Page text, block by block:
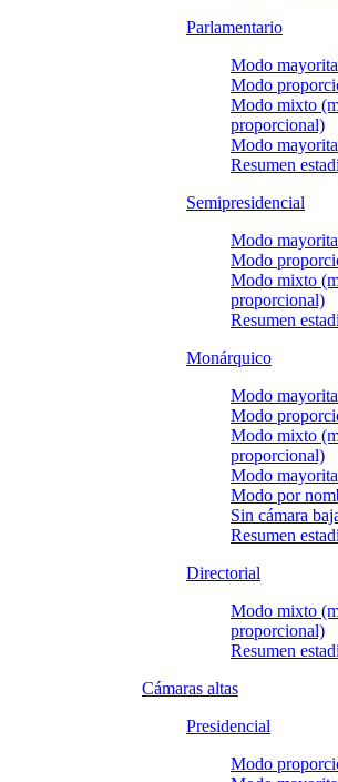
Parlamentario
Modo
Modo
Modo mixto
proporcional)
Modo
Resumen
Semipresidencial
Modo
Modo
Modo mixto
proporcional)
Resumen
Monárquico
Modo
Modo
Modo mixto
proporcional)
Modo
Modo por
Sin cámara
Resumen
Directorial
Modo mixto
proporcional)
Resumen
Cámaras altas
Presidencial
Modo